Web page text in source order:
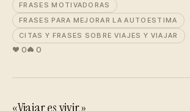
FRASES MOTIVADORAS
FRASES PARA MEJORAR LA AUTOESTIMA
CITAS Y FRASES SOBRE VIAJES Y VIAJAR
0 0